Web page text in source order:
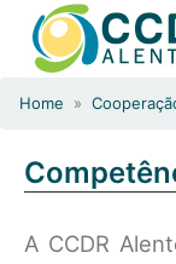
Home »
A CCDR